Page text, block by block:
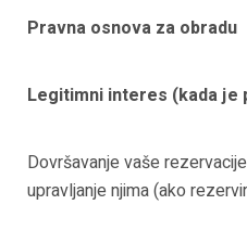
Pravna osnova za obradu
Legitimni interes (kada je
Dovršavanje vaše
upravljanje njima (ako